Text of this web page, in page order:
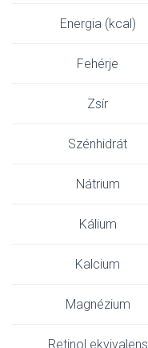
Energia (kcal)
Fehérje
Zsír
Szénhidrát
Nátrium
Kálium
Kalcium
Magnézium
Retinol ekvivalens